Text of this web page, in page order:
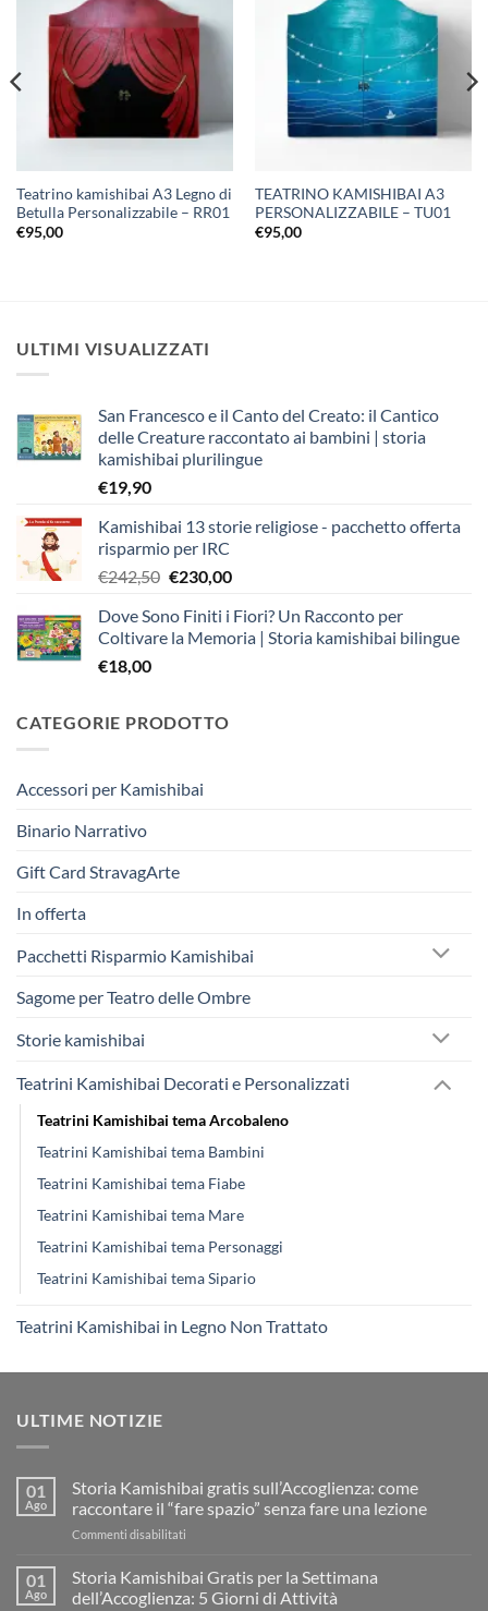
Aggiungi
alla lista
desideri
Teatrino kamishibai A3 Legno di
Betulla Personalizzabile – RR01
€95,00
Aggiungi
alla lista
dei
desideri
TEATRINO KAMISHIBAI A3
PERSONALIZZABILE – TU01
€95,00
ULTIMI VISUALIZZATI
San Francesco e il Canto del Creato: il Cantico
delle Creature raccontato ai bambini | storia
kamishibai plurilingue
€19,90
Kamishibai 13 storie religiose - pacchetto offerta
risparmio per IRC
€242,50 Il
originale
era:
€230,00Il
attuale
è:
Dove Sono Finiti i Fiori? Un Racconto per
Coltivare la Memoria | Storia kamishibai bilingue
€18,00
CATEGORIE PRODOTTO
Accessori per Kamishibai
Binario Narrativo
Gift Card StravagArte
In offerta
Pacchetti Risparmio Kamishibai
Sagome per Teatro delle Ombre
Storie kamishibai
Teatrini Kamishibai Decorati e Personalizzati
Teatrini Kamishibai tema Arcobaleno
Teatrini Kamishibai tema Bambini
Teatrini Kamishibai tema Fiabe
Teatrini Kamishibai tema Mare
Teatrini Kamishibai tema Personaggi
Teatrini Kamishibai tema Sipario
Teatrini Kamishibai in Legno Non Trattato
ULTIME NOTIZIE
01
Ago
Storia Kamishibai gratis sull’Accoglienza: come
raccontare il “fare spazio” senza fare una lezione
Commenti disabilitati
Kamishibai
gratis
sull’Accoglienza:
01
Ago
Storia Kamishibai Gratis per la Settimana
dell’Accoglienza: 5 Giorni di Attività